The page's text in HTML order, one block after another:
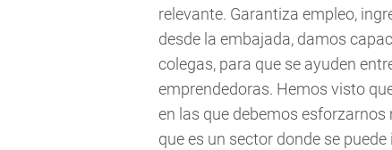
relevante. Garantiza empleo,
desde la embajada, damos
colegas, para que se ayuden
emprendedoras. Hemos visto
en las que debemos
que es un sector donde se